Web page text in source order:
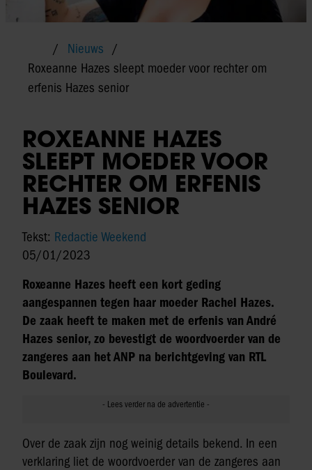
Nieuws
Roxeanne Hazes sleept moeder voor rechter om
erfenis Hazes senior
ROXEANNE HAZES
SLEEPT MOEDER VOOR
RECHTER OM ERFENIS
HAZES SENIOR
Tekst: Redactie Weekend
05/01/2023
Roxeanne Hazes heeft een kort geding
aangespannen tegen haar moeder Rachel Hazes.
De zaak heeft te maken met de erfenis van André
Hazes senior, zo bevestigt de woordvoerder van de
zangeres aan het ANP na berichtgeving van RTL
Boulevard.
Over de zaak zijn nog weinig details bekend. In een
verklaring liet de woordvoerder van de zangeres aan